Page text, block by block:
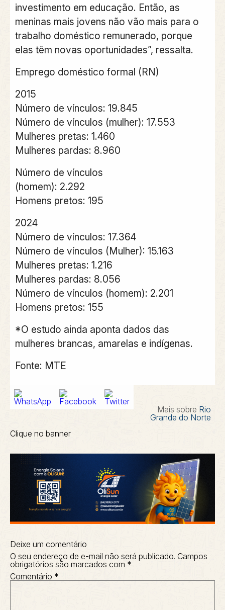
investimento em educação. Então, as
meninas mais jovens não vão mais para o
trabalho doméstico remunerado, porque
elas têm novas oportunidades”, ressalta.
Emprego doméstico formal (RN)
2015
Número de vínculos: 19.845
Número de vínculos (mulher): 17.553
Mulheres pretas: 1.460
Mulheres pardas: 8.960
Número de vínculos
(homem): 2.292
Homens pretos: 195
2024
Número de vínculos: 17.364
Número de vínculos (Mulher): 15.163
Mulheres pretas: 1.216
Mulheres pardas: 8.056
Número de vínculos (homem): 2.201
Homens pretos: 155
*O estudo ainda aponta dados das
mulheres brancas, amarelas e indígenas.
Fonte: MTE
Mais sobre Rio
Grande do Norte
Clique no banner
Deixe um comentário
O seu endereço de e-mail não será publicado. Campos
obrigatórios são marcados com *
Comentário *